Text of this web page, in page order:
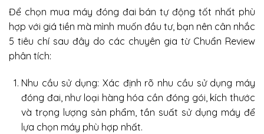
Để chọn mua máy đóng đai bán tự động tốt nhất phù
hợp với giá tiền mà mình muốn đầu tư, bạn nên cân nhắc
5 tiêu chí sau đây do các chuyên gia từ Chuẩn Review
phân tích:
Nhu cầu sử dụng: Xác định rõ nhu cầu sử dụng máy
đóng đai, như loại hàng hóa cần đóng gói, kích thước
và trọng lượng sản phẩm, tần suất sử dụng máy để
lựa chọn máy phù hợp nhất.